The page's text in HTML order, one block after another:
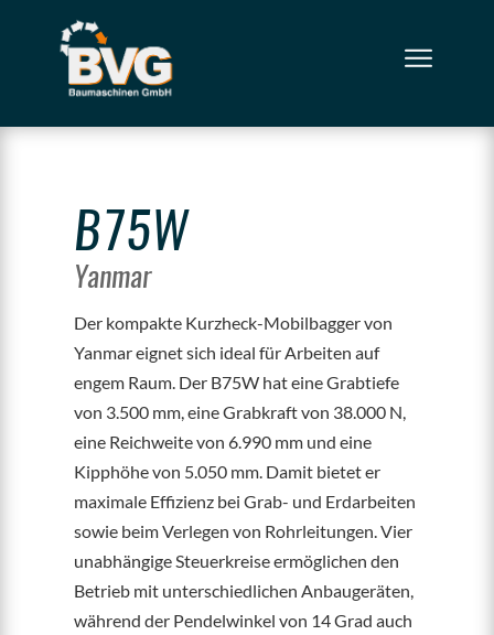
B75W
Yanmar
Der kompakte Kurzheck-Mobilbagger von
Yanmar eignet sich ideal für Arbeiten auf
engem Raum. Der B75W hat eine Grabtiefe
von 3.500 mm, eine Grabkraft von 38.000 N,
eine Reichweite von 6.990 mm und eine
Kipphöhe von 5.050 mm. Damit bietet er
maximale Effizienz bei Grab- und Erdarbeiten
sowie beim Verlegen von Rohrleitungen. Vier
unabhängige Steuerkreise ermöglichen den
Betrieb mit unterschiedlichen Anbaugeräten,
während der Pendelwinkel von 14 Grad auch